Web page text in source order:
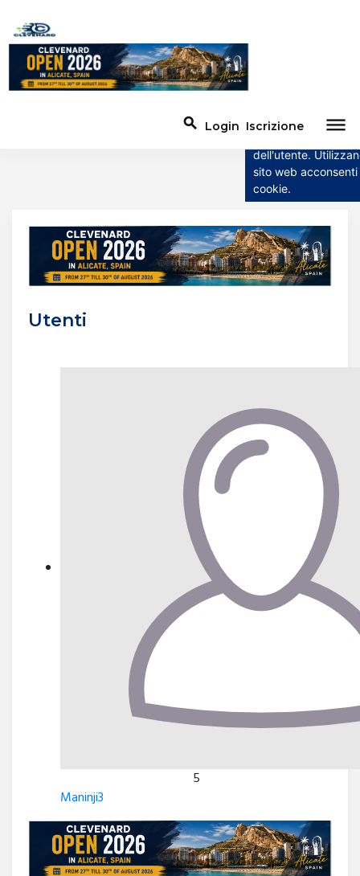
dehaze
search Login Iscrizione
Utenti
5
Maninji3
Questo sito web
dell'utente.
sito web
cookie.